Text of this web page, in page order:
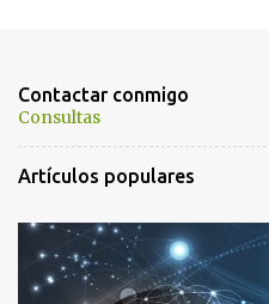
a
r
i
s
Contactar conmigo
Consultas
Artículos populares